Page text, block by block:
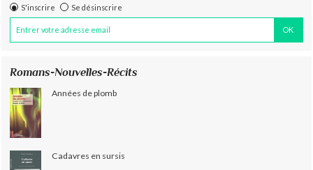
S'inscrire Se désinscrire
Romans-Nouvelles-Récits
Années de plomb
Cadavres en sursis